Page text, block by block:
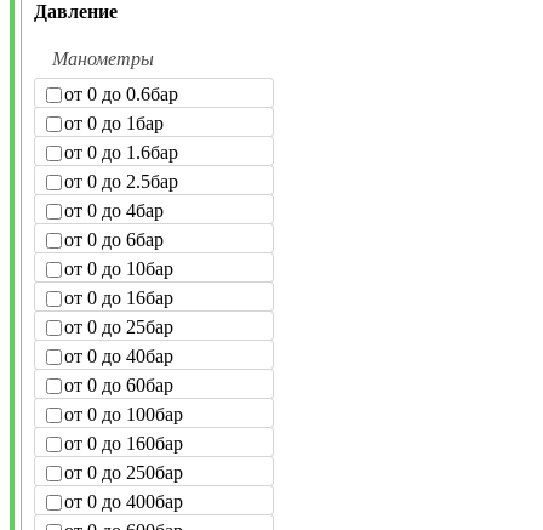
Давление
Манометры
от 0 до 0.6бар
от 0 до 1бар
от 0 до 1.6бар
от 0 до 2.5бар
от 0 до 4бар
от 0 до 6бар
от 0 до 10бар
от 0 до 16бар
от 0 до 25бар
от 0 до 40бар
от 0 до 60бар
от 0 до 100бар
от 0 до 160бар
от 0 до 250бар
от 0 до 400бар